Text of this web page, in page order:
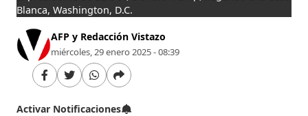
Blanca, Washington, D.C.
AFP y Redacción Vistazo
miércoles, 29 enero 2025 - 08:39
Activar Notificaciones